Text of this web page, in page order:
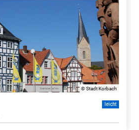
© Stadt Korbach
leicht